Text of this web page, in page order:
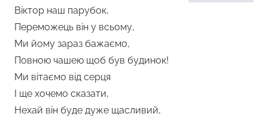
Віктор наш парубок,
Переможець він у всьому,
Ми йому зараз бажаємо,
Повною чашею щоб був будинок!
Ми вітаємо від серця
І ще хочемо сказати,
Нехай він буде дуже щасливий,